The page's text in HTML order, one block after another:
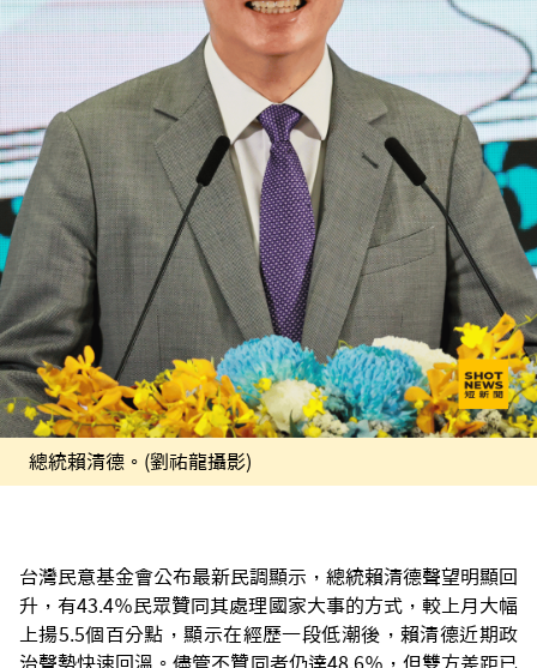
總統賴清德。(劉祐龍攝影)
台灣民意基金會公布最新民調顯示，總統賴清德聲望明顯回
升，有43.4％民眾贊同其處理國家大事的方式，較上月大幅
上揚5.5個百分點，顯示在經歷一段低潮後，賴清德近期政
治聲勢快速回溫。儘管不贊同者仍達48.6％，但雙方差距已